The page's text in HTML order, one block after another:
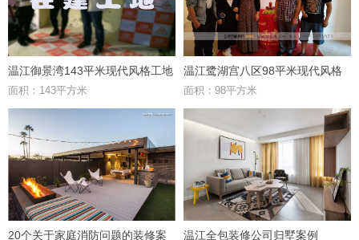
温江御景湾143平米现代风格工地
面积：143平方米
温江鹭湖宫八区98平米现代风格
工地
面积：98平方米
20个关于家庭消防问题的装修案 温江全包装修公司归墅案例